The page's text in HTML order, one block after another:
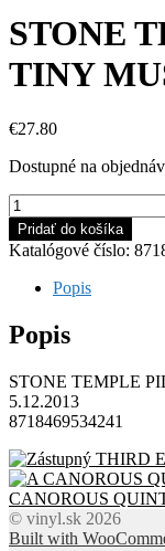
STONE
TINY
€27.80
Dostupné na
množstvo
STONE
TEMPLE
PILOTS
MUSIC
Pridať do košíka
Katalógové číslo:
Popis
Popis
STONE TEMPLE
5.12.2013
8718469534241
THIRD
CANOROUS
© vinyl.sk 2026
Built with